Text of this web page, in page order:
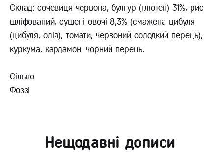
Склад: сочевиця червона, булгур (глютен) 31%, рис
шліфований, сушені овочі 8,3% (смажена цибуля
(цибуля, олія), томати, червоний солодкий перець),
куркума, кардамон, чорний перець.
Сільпо
Фоззі
Нещодавні дописи